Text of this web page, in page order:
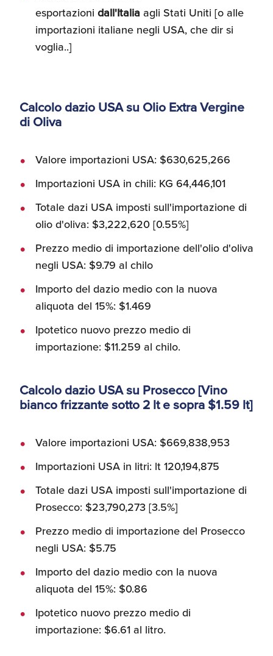
esportazioni dall'Italia agli Stati Uniti [o alle
importazioni italiane negli USA, che dir si
voglia..]
Calcolo dazio USA su Olio Extra Vergine
di Oliva
Valore importazioni USA: $630,625,266
Importazioni USA in chili: KG 64,446,101
Totale dazi USA imposti sull'importazione di
olio d'oliva: $3,222,620 [0.55%]
Prezzo medio di importazione dell'olio d'oliva
negli USA: $9.79 al chilo
Importo del dazio medio con la nuova
aliquota del 15%: $1.469
Ipotetico nuovo prezzo medio di
importazione: $11.259 al chilo.
Calcolo dazio USA su Prosecco [Vino
bianco frizzante sotto 2 lt e sopra $1.59 lt]
Valore importazioni USA: $669,838,953
Importazioni USA in litri: lt 120,194,875
Totale dazi USA imposti sull'importazione di
Prosecco: $23,790,273 [3.5%]
Prezzo medio di importazione del Prosecco
negli USA: $5.75
Importo del dazio medio con la nuova
aliquota del 15%: $0.86
Ipotetico nuovo prezzo medio di
importazione: $6.61 al litro.